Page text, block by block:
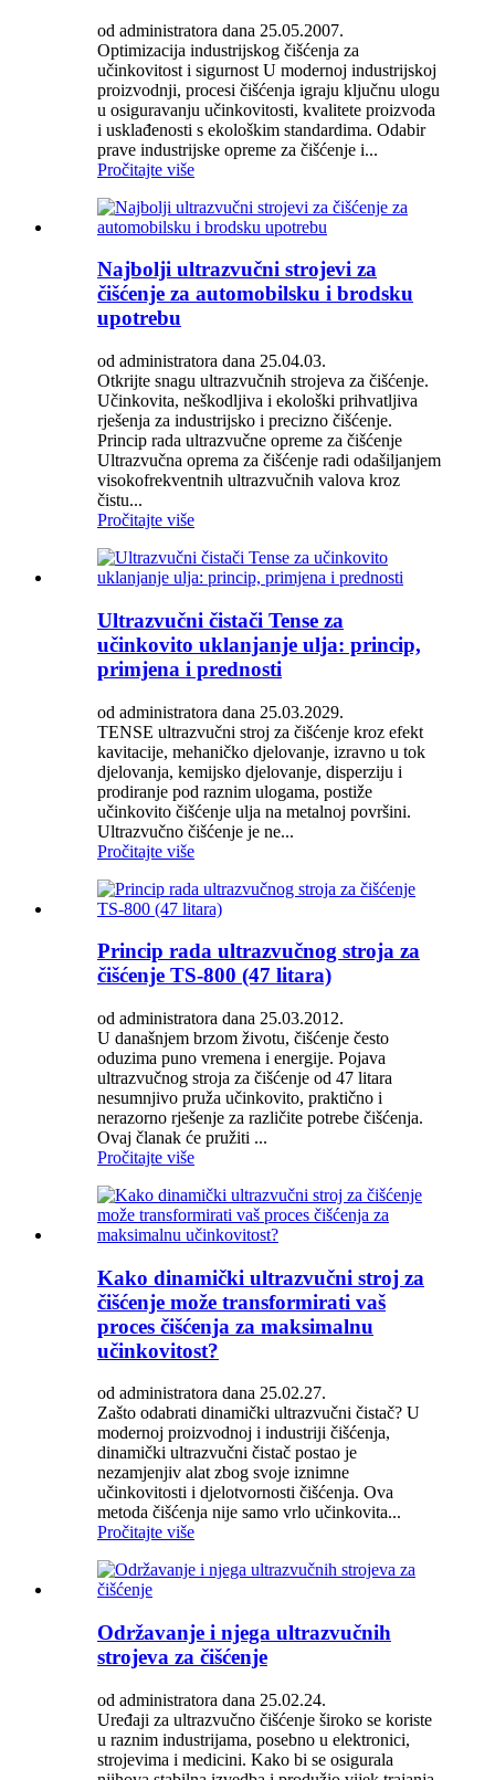
od administratora dana 25.05.2007.
Optimizacija industrijskog čišćenja za
učinkovitost i sigurnost U modernoj industrijskoj
proizvodnji, procesi čišćenja igraju ključnu ulogu
u osiguravanju učinkovitosti, kvalitete proizvoda
i usklađenosti s ekološkim standardima. Odabir
prave industrijske opreme za čišćenje i...
Pročitajte više
Najbolji ultrazvučni strojevi za
čišćenje za automobilsku i brodsku
upotrebu
od administratora dana 25.04.03.
Otkrijte snagu ultrazvučnih strojeva za čišćenje.
Učinkovita, neškodljiva i ekološki prihvatljiva
rješenja za industrijsko i precizno čišćenje.
Princip rada ultrazvučne opreme za čišćenje
Ultrazvučna oprema za čišćenje radi odašiljanjem
visokofrekventnih ultrazvučnih valova kroz
čistu...
Pročitajte više
Ultrazvučni čistači Tense za
učinkovito uklanjanje ulja: princip,
primjena i prednosti
od administratora dana 25.03.2029.
TENSE ultrazvučni stroj za čišćenje kroz efekt
kavitacije, mehaničko djelovanje, izravno u tok
djelovanja, kemijsko djelovanje, disperziju i
prodiranje pod raznim ulogama, postiže
učinkovito čišćenje ulja na metalnoj površini.
Ultrazvučno čišćenje je ne...
Pročitajte više
Princip rada ultrazvučnog stroja za
čišćenje TS-800 (47 litara)
od administratora dana 25.03.2012.
U današnjem brzom životu, čišćenje često
oduzima puno vremena i energije. Pojava
ultrazvučnog stroja za čišćenje od 47 litara
nesumnjivo pruža učinkovito, praktično i
nerazorno rješenje za različite potrebe čišćenja.
Ovaj članak će pružiti ...
Pročitajte više
Kako dinamički ultrazvučni stroj za
čišćenje može transformirati vaš
proces čišćenja za maksimalnu
učinkovitost?
od administratora dana 25.02.27.
Zašto odabrati dinamički ultrazvučni čistač? U
modernoj proizvodnoj i industriji čišćenja,
dinamički ultrazvučni čistač postao je
nezamjenjiv alat zbog svoje iznimne
učinkovitosti i djelotvornosti čišćenja. Ova
metoda čišćenja nije samo vrlo učinkovita...
Pročitajte više
Održavanje i njega ultrazvučnih
strojeva za čišćenje
od administratora dana 25.02.24.
Uređaji za ultrazvučno čišćenje široko se koriste
u raznim industrijama, posebno u elektronici,
strojevima i medicini. Kako bi se osigurala